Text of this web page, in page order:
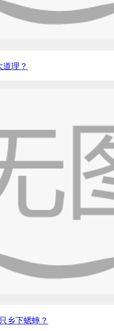
理？
乡下蟋蟀？